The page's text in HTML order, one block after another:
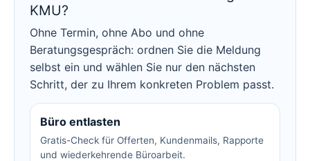
KMU?
Ohne Termin, ohne Abo und ohne
Beratungsgespräch: ordnen Sie die Meldung
selbst ein und wählen Sie nur den nächsten
Schritt, der zu Ihrem konkreten Problem passt.
Büro entlasten
Gratis-Check für Offerten, Kundenmails, Rapporte
und wiederkehrende Büroarbeit.